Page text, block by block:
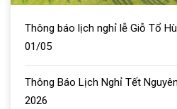
Thông báo lịch nghỉ lễ Giỗ Tổ
01/05
Thông Báo Lịch Nghỉ Tết
2026